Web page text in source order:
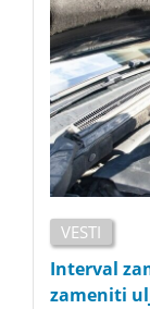
VESTI
Interval
zameniti